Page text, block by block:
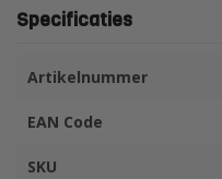
Specificaties
Artikelnummer
EAN Code
SKU